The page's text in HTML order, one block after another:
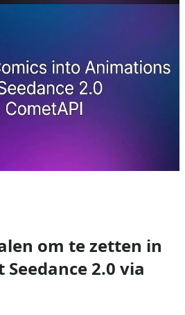
om te zetten in
2.0 via